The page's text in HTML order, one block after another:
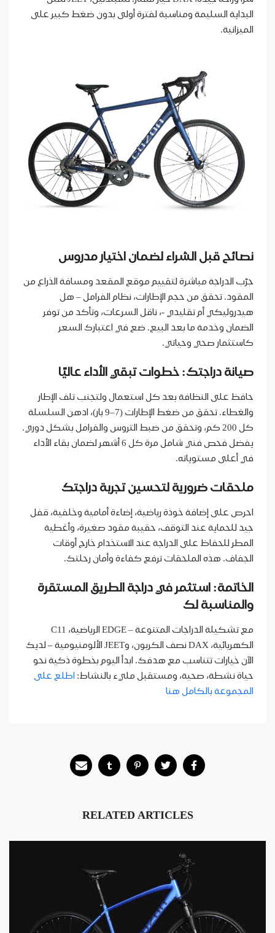
البداية السليمة ومناسبة لفترة أولى بدون ضغط كبير على
الميزانية.
نصائح قبل الشراء لضمان اختيار مدروس
جرّب الدراجة مباشرة لتقييم موقع المقعد ومسافة الذراع من
المقود. تحقق من حجم الإطارات، نظام الفرامل – هل
هيدروليكي أم تقليدي -، ناقل السرعات، وتأكد من توفر
الضمان وخدمة ما بعد البيع. ضع في اعتبارك السعر
كاستثمار صحي وحياتي.
صيانة دراجتك: خطوات تبقي الأداء عاليًا
حافظ على النظافة بعد كل استعمال ولتجنب تلف الإطار
والغطاء. تحقق من ضغط الإطارات (7–9 بار)، ادهن السلسلة
كل 200 كم، وتحقق من ضبط التروس والفرامل بشكل دوري.
يفضل فحص فني شامل مرة كل 6 أشهر لضمان بقاء الأداء
في أعلى مستوياته.
ملحقات ضرورية لتحسين تجربة دراجتك
احرص على إضافة خوذة رياضية، إضاءة أمامية وخلفية، قفل
جيد للحماية عند التوقف، حقيبة مقود صغيرة، وأغطية
المطر للحفاظ على الدراجة عند الاستخدام خارج أوقات
الجفاف. هذه الملحقات ترفع كفاءة وأمان رحلتك.
الخاتمة: استثمر في دراجة الطريق المستقرة
والمناسبة لك
مع تشكيلة الدراجات المتنوعة – EDGE الرياضية، C11
الكهربائية، DAX نصف الكربون، وJEET الألومنيومية – لديك
الآن خيارات تتناسب مع هدفك. ابدأ اليوم بخطوة ذكية نحو
حياة نشطة، صحية، ومستقبل مليء بالنشاط: اطلع على
المجموعة بالكامل هنا
RELATED ARTICLES